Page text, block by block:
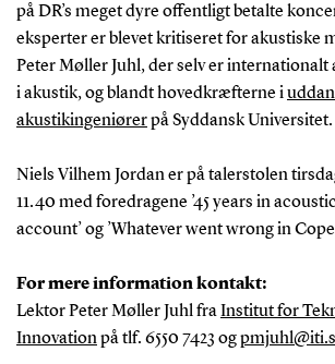
på DR’s meget dyre offentligt betalte
eksperter er blevet kritiseret for akustiske
Peter Møller Juhl, der selv er internationalt
i akustik, og blandt hovedkræfterne i
akustikingeniørerpå Syddansk Universitet.
Niels Vilhem Jordan er på talerstolen
11.40 med foredragene ’45 years in
account’ og ’Whatever went wrong in
For mere information kontakt:
Lektor Peter Møller Juhl fraInstitut for
Innovationpå tlf. 6550 7423 og